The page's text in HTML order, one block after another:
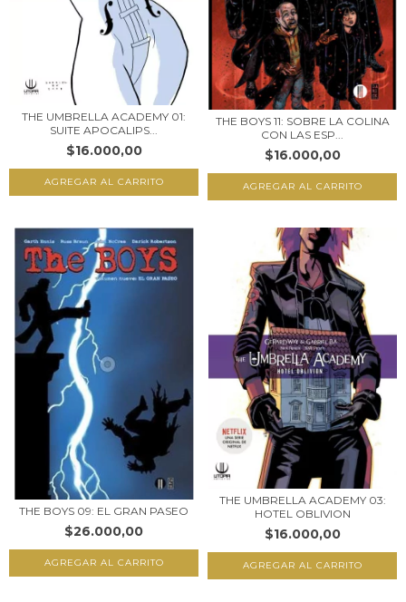
THE UMBRELLA ACADEMY 01:
SUITE APOCALIPS...
$16.000,00
THE BOYS 11: SOBRE LA COLINA
CON LAS ESP...
$16.000,00
THE BOYS 09: EL GRAN PASEO
$26.000,00
THE UMBRELLA ACADEMY 03:
HOTEL OBLIVION
$16.000,00